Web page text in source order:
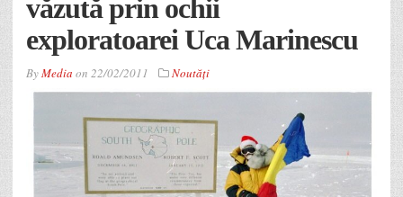
văzută prin ochii
exploratoarei Uca Marinescu
ByMedia on 22/02/2011 Noutăţi